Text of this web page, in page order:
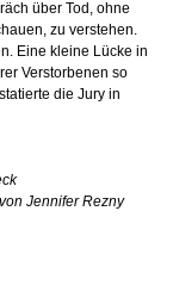
über Tod, ohne
zu verstehen.
Eine kleine Lücke in
Verstorbenen so
die Jury in
Jennifer Rezny